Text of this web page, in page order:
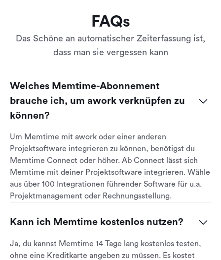
FAQs
Das Schöne an automatischer Zeiterfassung ist,
dass man sie vergessen kann
Welches Memtime-Abonnement
brauche ich, um awork verknüpfen zu
können?
Um Memtime mit awork oder einer anderen
Projektsoftware integrieren zu können, benötigst du
Memtime Connect oder höher. Ab Connect lässt sich
Memtime mit deiner Projektsoftware integrieren. Wähle
aus über 100 Integrationen führender Software für u.a.
Projektmanagement oder Rechnungsstellung.
Kann ich Memtime kostenlos nutzen?
Ja, du kannst Memtime 14 Tage lang kostenlos testen,
ohne eine Kreditkarte angeben zu müssen. Es kostet